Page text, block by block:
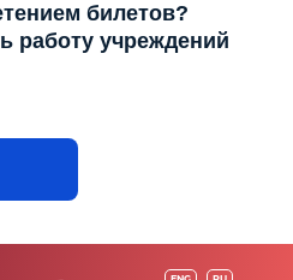
билетов?
работу учреждений